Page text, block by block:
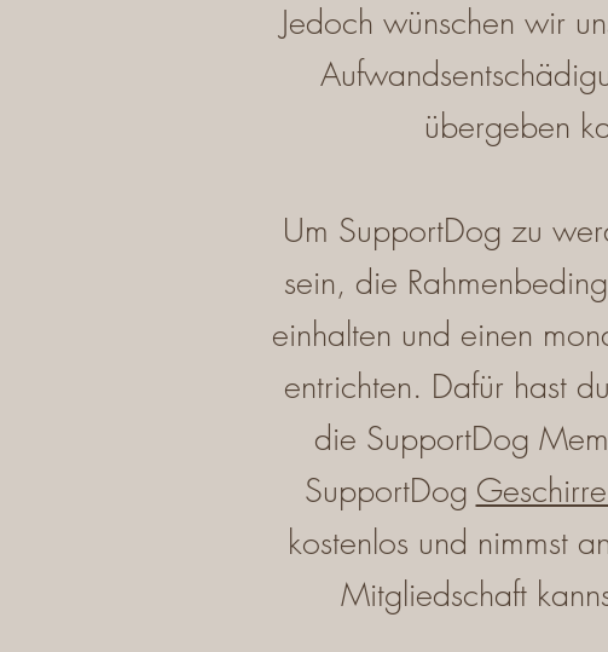
Jedoch wünschen wir
übergeben
Um SupportDog zu
sein, die
einhalten und einen
entrichten. Dafür hast
die SupportDog
SupportDog
kostenlos und nimmst
Mitgliedschaft